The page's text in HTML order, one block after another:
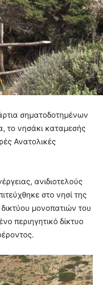
σηματοδοτημένων
το νησάκι καταμεσής
Ανατολικές
ανιδιοτελούς
στο νησί της
μονοπατιών του
περιηγητικό δίκτυο